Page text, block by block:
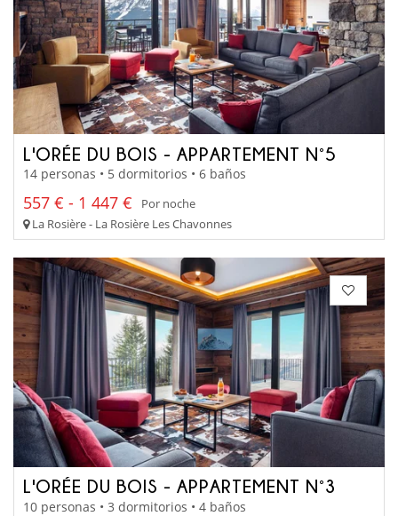
L'ORÉE DU BOIS - APPARTEMENT N°5
14 personas • 5 dormitorios • 6 baños
557 € - 1 447 €
Por noche
La Rosière - La Rosière Les Chavonnes
L'ORÉE DU BOIS - APPARTEMENT N°3
10 personas • 3 dormitorios • 4 baños